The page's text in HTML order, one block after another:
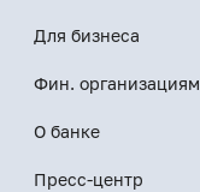
Для бизнеса
Фин. организациям
О банке
Пресс-центр